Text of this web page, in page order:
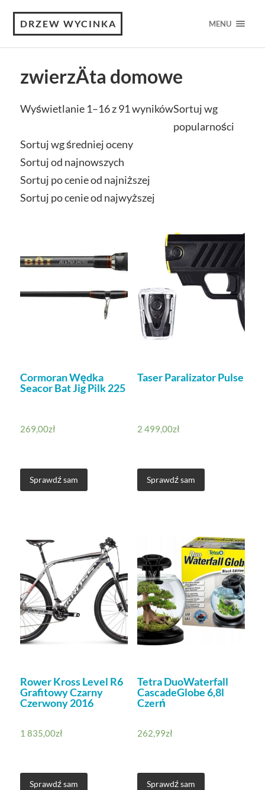
DRZEW WYCINKA MENU
zwierzÄta domowe
Wyświetlanie 1–16 z 91 wynikówSortuj wg
popularności
Sortuj wg średniej oceny
Sortuj od najnowszych
Sortuj po cenie od najniższej
Sortuj po cenie od najwyższej
Cormoran Wędka
Seacor Bat Jig Pilk 225
269,00zł
Sprawdź sam
Taser Paralizator Pulse
2 499,00zł
Sprawdź sam
Rower Kross Level R6
Grafitowy Czarny
Czerwony 2016
1 835,00zł
Sprawdź sam
Tetra DuoWaterfall
CascadeGlobe 6,8l
Czerń
262,99zł
Sprawdź sam